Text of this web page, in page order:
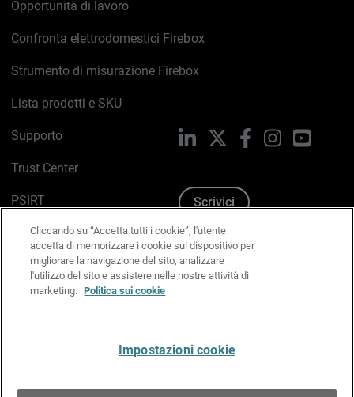
Opportunità di lavoro
Confronta elettrodomestici Firebox
Strumento di misurazione Firebox
Lista prodotti e SKU
Supporto
Trust Center
PSIRT
Politica sui cookie
Informativa sulla privacy
Kit Media & Brand
LinkedIn FacebookInstagram
Scrivici
Cliccando su “Accetta tutti i cookie”, l'utente
accetta di memorizzare i cookie sul dispositivo per
migliorare la navigazione del sito, analizzare
l'utilizzo del sito e assistere nelle nostre attività di
marketing. Politica sui cookie
Impostazioni cookie